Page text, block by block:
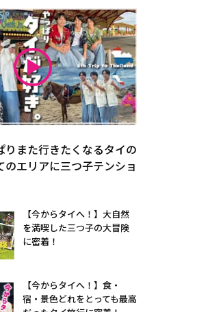
りまた行きたくなるタイの
のエリアに三つ子テンショ
【今からタイへ！】大自然
を満喫した三つ子の大冒険
に密着！
【今からタイへ！】食・
宿・景色どれをとっても最高